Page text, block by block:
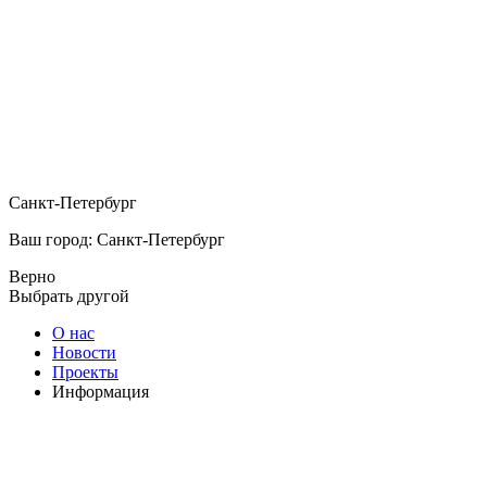
Санкт-Петербург
Ваш город: Санкт-Петербург
Верно
Выбрать другой
О нас
Новости
Проекты
Информация